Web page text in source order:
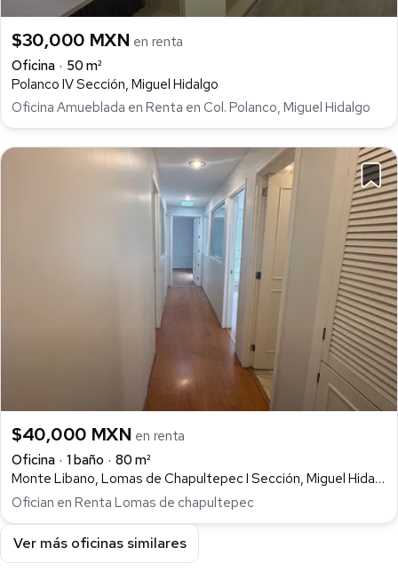
$30,000 MXN en renta
Oficina
50 m²
Polanco IV Sección, Miguel Hidalgo
Oficina Amueblada en Renta en Col. Polanco, Miguel Hidalgo
$40,000 MXN en renta
Oficina
1 baño
80 m²
Monte Libano, Lomas de Chapultepec I Sección, Miguel Hidalgo
Ofician en Renta Lomas de chapultepec
Ver más oficinas similares